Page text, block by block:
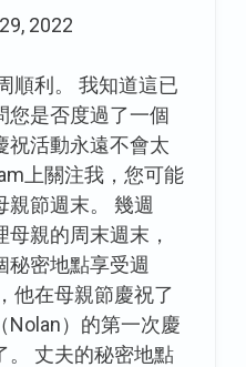
2022
順利。 我知道這已
您是否度過了一個
祝活動永遠不會太
上關注我，您可能
親節週末。 幾週
親的周末週末，
秘密地點享受週
他在母親節慶祝了
Nolan）的第一次慶
。 丈夫的秘密地點